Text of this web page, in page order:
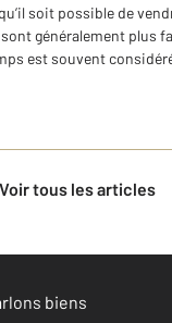
soit possible de
généralement plus
est souvent
Voir tous les articles
biens